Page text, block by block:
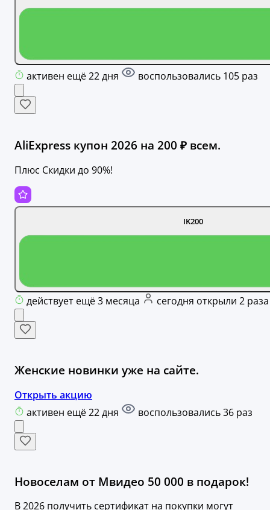
активен ещё 22 дня воспользовались 105 раз
AliExpress купон 2026 на 200 ₽ всем.
Плюс Скидки до 90%!
IK200
действует ещё 3 месяца сегодня открыли 2 раза
Женские новинки уже на сайте.
Открыть акцию
активен ещё 22 дня
воспользовались 36 раз
Новоселам от Мвидео 50 000 в подарок!
В 2026 получить сертификат на покупки могут